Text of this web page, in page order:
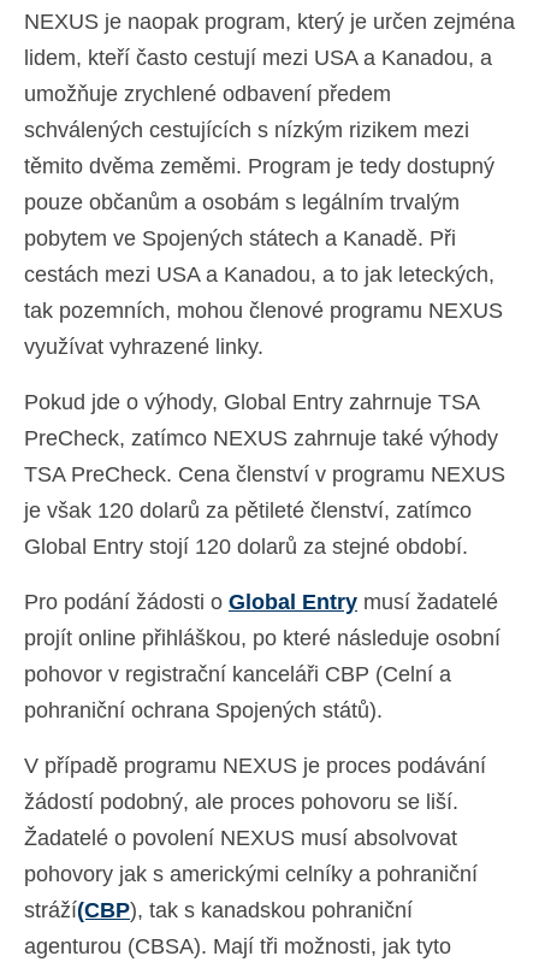
NEXUS je naopak program, který je určen zejména
lidem, kteří často cestují mezi USA a Kanadou, a
umožňuje zrychlené odbavení předem
schválených cestujících s nízkým rizikem mezi
těmito dvěma zeměmi. Program je tedy dostupný
pouze občanům a osobám s legálním trvalým
pobytem ve Spojených státech a Kanadě. Při
cestách mezi USA a Kanadou, a to jak leteckých,
tak pozemních, mohou členové programu NEXUS
využívat vyhrazené linky.
Pokud jde o výhody, Global Entry zahrnuje TSA
PreCheck, zatímco NEXUS zahrnuje také výhody
TSA PreCheck. Cena členství v programu NEXUS
je však 120 dolarů za pětileté členství, zatímco
Global Entry stojí 120 dolarů za stejné období.
Pro podání žádosti o Global Entry musí žadatelé
projít online přihláškou, po které následuje osobní
pohovor v registrační kanceláři CBP (Celní a
pohraniční ochrana Spojených států).
V případě programu NEXUS je proces podávání
žádostí podobný, ale proces pohovoru se liší.
Žadatelé o povolení NEXUS musí absolvovat
pohovory jak s americkými celníky a pohraniční
stráží(CBP), tak s kanadskou pohraniční
agenturou (CBSA). Mají tři možnosti, jak tyto